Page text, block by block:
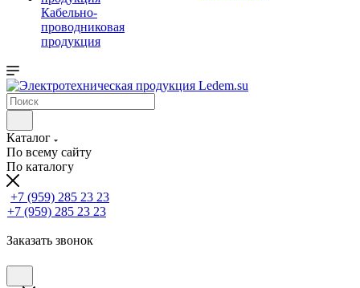
Кабельно-
проводниковая
продукция
Каталог
По всему сайту
По каталогу
+7 (959) 285 23 23
+7 (959) 285 23 23
Заказать звонок